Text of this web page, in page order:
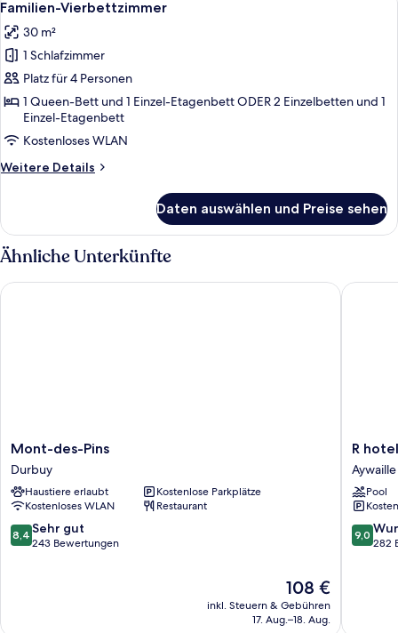
-
Fotos
für
Familien-
Vierbettzimmer
anzeigen
1
Familien-Vierbettzimmer
30 m²
1 Schlafzimmer
Platz für 4 Personen
1 Queen-Bett und 1 Einzel-Etagenbett ODER 2 Einzelbetten und 1
Einzel-Etagenbett
Kostenloses WLAN
Weitere Details
Weitere
Vierbettzimmer
Daten auswählen und Preise sehen
Ähnliche Unterkünfte
Mont-
des-
Pins
Durbuy
Mont-des-Pins
Durbuy
Haustiere erlaubt
Kostenlose Parkplätze
Kostenloses WLAN
Restaurant
8.4
von
8,4 Sehr gut
243 Bewertungen
Der
Preis
beträgt
108 €
inkl. Steuern & Gebühren
17. Aug.–18. Aug.
Mont-des-Pins
R
hotel
Aywaille
R
Aywaille
Pool
9.0
von
9,0
282
R hotel